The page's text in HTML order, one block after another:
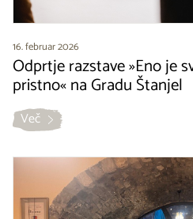
16. februar 2026
Odprtje razstave »Eno je
pristno« na Gradu Štanjel
Več